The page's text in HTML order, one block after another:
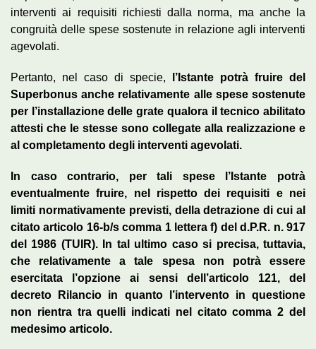
interventi ai requisiti richiesti dalla norma, ma anche la
congruità delle spese sostenute in relazione agli interventi
agevolati.
Pertanto, nel caso di specie, l’Istante potrà fruire del
Superbonus anche relativamente alle spese sostenute
per l’installazione delle grate qualora il tecnico abilitato
attesti che le stesse sono collegate alla realizzazione e
al completamento degli interventi agevolati.
In caso contrario, per tali spese l’Istante potrà
eventualmente fruire, nel rispetto dei requisiti e nei
limiti normativamente previsti, della detrazione di cui al
citato articolo 16-b/s comma 1 lettera f) del d.P.R. n. 917
del 1986 (TUIR). In tal ultimo caso si precisa, tuttavia,
che relativamente a tale spesa non potrà essere
esercitata l’opzione ai sensi dell’articolo 121, del
decreto Rilancio in quanto l’intervento in questione
non rientra tra quelli indicati nel citato comma 2 del
medesimo articolo.